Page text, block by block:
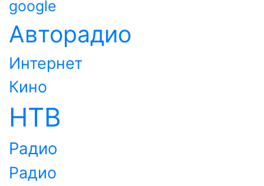
google
Авторадио
Интернет
Кино
НТВ
Радио
Радио